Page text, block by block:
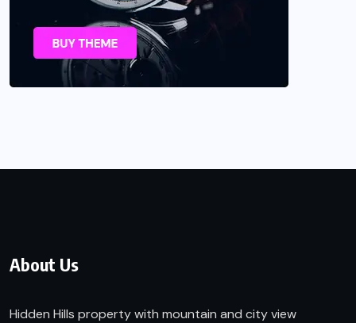
About Us
Hidden Hills property with mountain and city view